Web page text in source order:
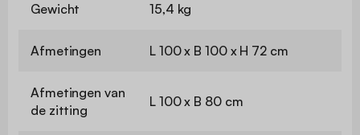
Gewicht 15,4 kg
Afmetingen L 100 x B 100 x H 72 cm
Afmetingen van
de zitting
L 100 x B 80 cm